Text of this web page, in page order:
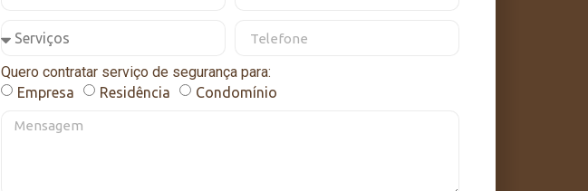
Quero contratar serviço de segurança para:
Empresa Residência Condomínio